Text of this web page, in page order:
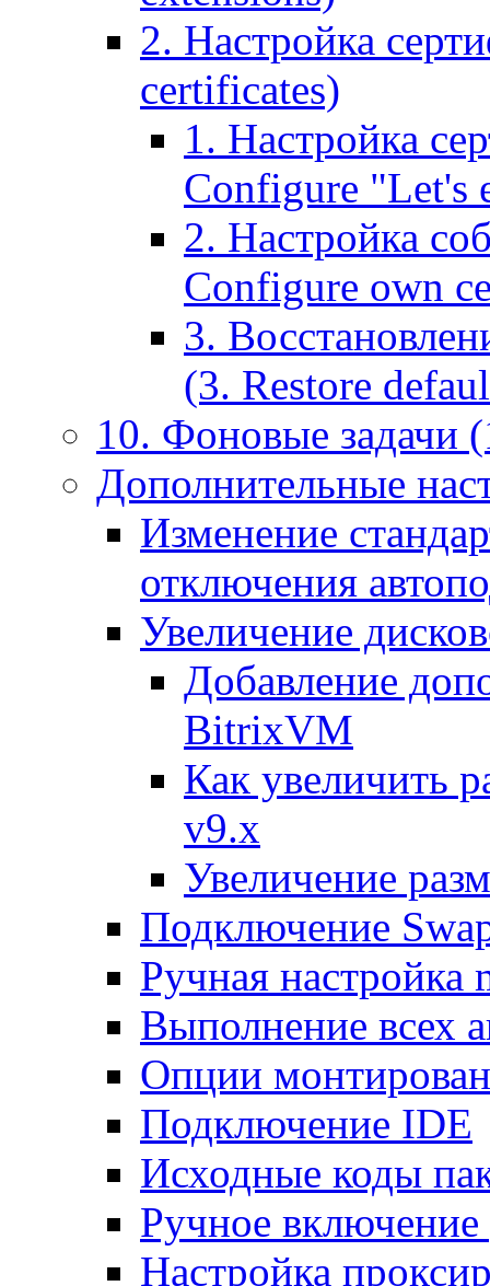
2. Настройка
certificates)
1. Настройка
Configure "Let's
2. Настройка
Configure own
3.
(3. Restore
10. Фоновые задачи
Дополнительные
Изменение
отключения
Увеличение
Добавление
BitrixVM
Как увеличить
v9.x
Увеличение
Подключение
Ручная настройка
Выполнение всех
Опции
Подключение IDE
Исходные коды
Ручное
Настройка